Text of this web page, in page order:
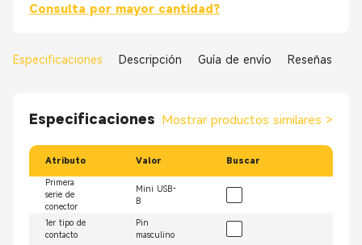
Consulta por mayor cantidad?
Especificaciones Descripción Guía de envío Reseñas
Especificaciones Mostrar productos similares >
Atributo Valor Buscar
Primera
serie de
conector
Mini USB-
B
1er tipo de
contacto
Pin
masculino